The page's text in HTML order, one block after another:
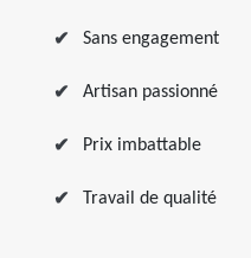
Sans engagement
Artisan passionné
Prix imbattable
Travail de qualité